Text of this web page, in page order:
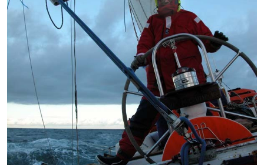
Комплект термобелья
Снаряжение
Палатки и тенты
Палатки
Аксессуары для палаток
Рюкзаки
Экспедиционные
Легкоходные
Альпинистские
Городские
Аксессуары для рюкзаков
Спальные мешки
Пуховые
Комбинированные